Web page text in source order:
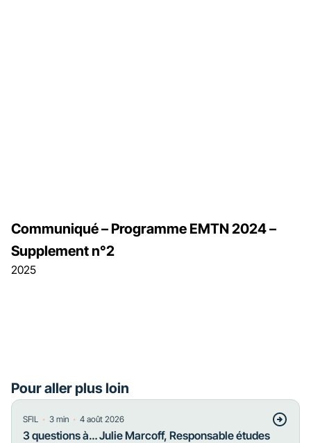
2025
Communiqué – Programme EMTN 2024 –
Supplement n°2
Pour aller plus loin
SFIL ・ 3 min ・ 4 août 2026
3 questions à… Julie Marcoff, Responsable études